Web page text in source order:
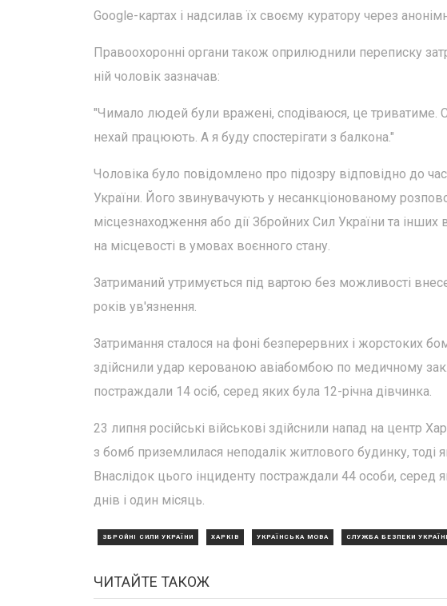
Google-картах і надсилав їх своєму куратору через
Правоохоронні органи також оприлюднили переписку
ній чоловік зазначав:
"Чимало людей були вражені, сподіваюся, це триватиме.
нехай працюють. А я буду спостерігати з балкона."
Чоловіка було повідомлено про підозру відповідно до
України. Його звинувачують у несанкціонованому
місцезнаходження або дії Збройних Сил України та інших
на місцевості в умовах воєнного стану.
Затриманий утримується під вартою без можливості
років ув'язнення.
Затримання сталося на фоні безперервних і жорстоких
здійснили удар керованою авіабомбою по медичному
постраждали 14 осіб, серед яких була 12-річна дівчинка.
23 липня російські військові здійснили напад на центр
з бомб приземлилася неподалік житлового будинку, тоді
Внаслідок цього інциденту постраждали 44 особи,
днів і один місяць.
ЗБРОЙНІ СИЛИ УКРАЇНИ ХАРКІВ УКРАЇНСЬКА МОВА СЛУЖБА БЕЗПЕКИ
ЧИТАЙТЕ ТАКОЖ